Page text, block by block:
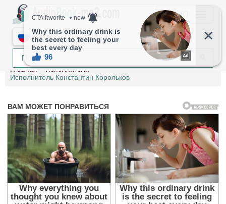
МЕНЮ
RU
Главная
Исполнители
Исполнитель Константин Корольков